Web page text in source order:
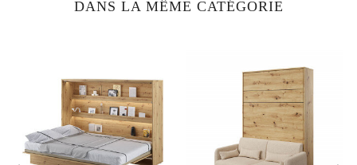
DANS LA MÊME CATÉGORIE